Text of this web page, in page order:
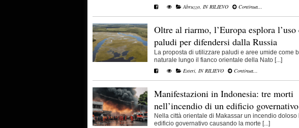
Abruzzo IN RILIEVO Continua...
Oltre al riarmo, l’Europa esplora l’uso
paludi per difendersi dalla Russia
La proposta di utilizzare paludi e aree umide come
naturale lungo il fianco orientale della Nato [...]
Esteri IN RILIEVO Continua...
Manifestazioni in Indonesia: tre morti
nell’incendio di un edificio governativo
Nella città orientale di Makassar un incendio doloso
edificio governativo causando la morte [...]